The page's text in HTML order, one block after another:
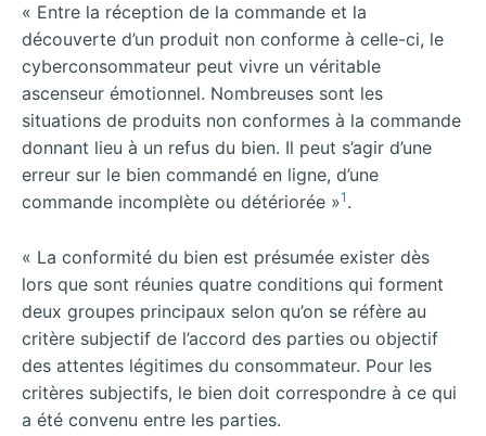
« Entre la réception de la commande et la
découverte d’un produit non conforme à celle-ci, le
cyberconsommateur peut vivre un véritable
ascenseur émotionnel. Nombreuses sont les
situations de produits non conformes à la commande
donnant lieu à un refus du bien. Il peut s’agir d’une
erreur sur le bien commandé en ligne, d’une
commande incomplète ou détériorée »1 .
« La conformité du bien est présumée exister dès
lors que sont réunies quatre conditions qui forment
deux groupes principaux selon qu’on se réfère au
critère subjectif de l’accord des parties ou objectif
des attentes légitimes du consommateur. Pour les
critères subjectifs, le bien doit correspondre à ce qui
a été convenu entre les parties.